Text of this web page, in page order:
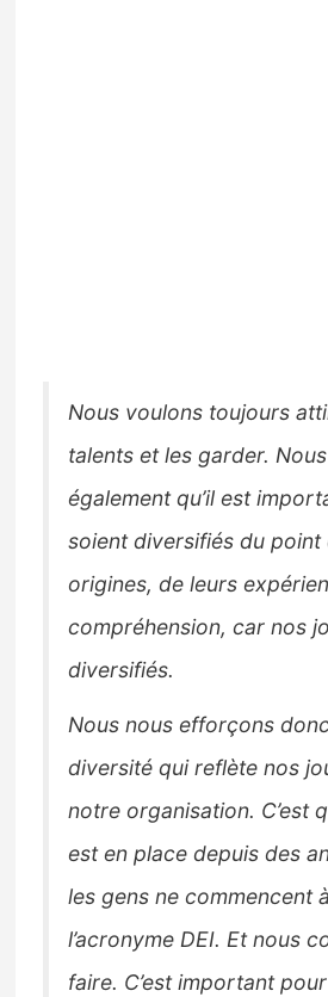
Nous voulons toujours
talents et les garder.
également qu’il est
soient diversifiés du point
origines, de leurs
compréhension, car nos
diversifiés.
Nous nous efforçons
diversité qui reflète nos
notre organisation. C’est
est en place depuis des
les gens ne commencent
l’acronyme DEI. Et nous
faire. C’est important